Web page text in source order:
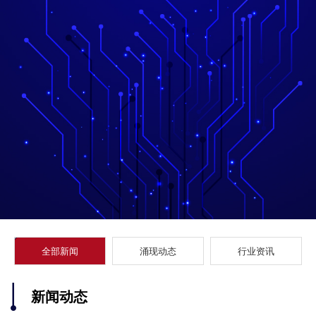
全部新闻 涌现动态 行业资讯
新闻动态